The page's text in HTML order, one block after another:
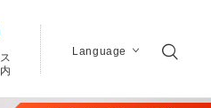
Language